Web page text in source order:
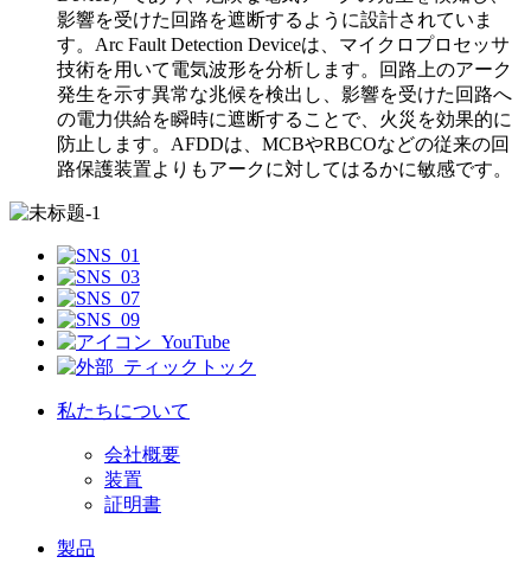
影響を受けた回路を遮断するように設計されていま
す。Arc Fault Detection Deviceは、マイクロプロセッサ
技術を用いて電気波形を分析します。回路上のアーク
発生を示す異常な兆候を検出し、影響を受けた回路へ
の電力供給を瞬時に遮断することで、火災を効果的に
防止します。AFDDは、MCBやRBCOなどの従来の回
路保護装置よりもアークに対してはるかに敏感です。
私たちについて
会社概要
装置
証明書
製品